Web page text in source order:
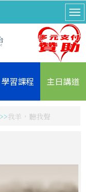
學習課程 主日講道
我羊，聽我聲